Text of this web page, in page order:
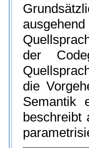
der
die
Semantik
beschreibt